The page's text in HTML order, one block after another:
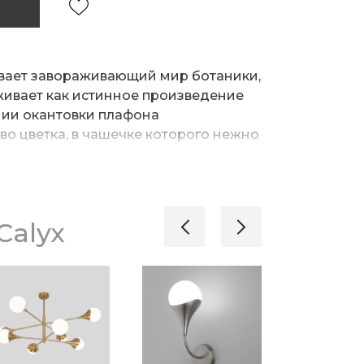
завораживающий мир ботаники,
как истинное произведение
окантовки плафона
цветка, в чашечке которого нежно
светильниками
решениями со строгими
создают баланс.
могут использоваться в
уровнем потолка благодаря
цветовых решения: латунь и